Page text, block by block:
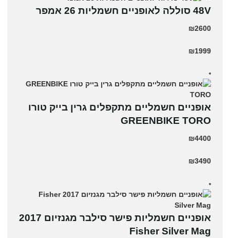
48V סוללה לאופניים חשמליות 26 אמפר
₪2600
₪1999
אופניים חשמליים מתקפלים גרין בייק טורו
GREENBIKE TORO
₪4400
₪3490
אופניים חשמליות פישר סילבר מגנזיום 2017
Fisher Silver Mag